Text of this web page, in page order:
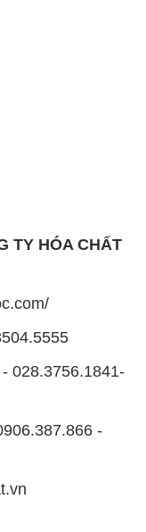
TY HÓA CHẤT
028.3756.1841-
-